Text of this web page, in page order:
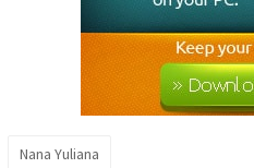
Nana Yuliana